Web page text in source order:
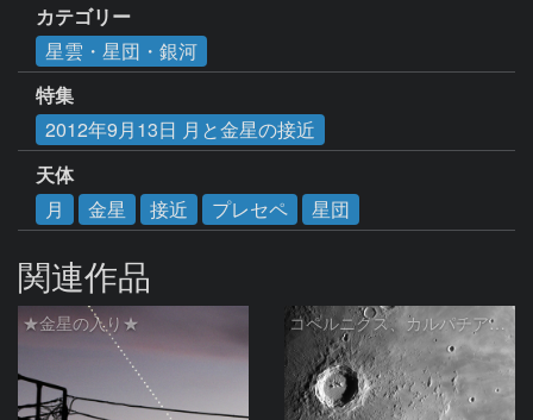
カテゴリー
星雲・星団・銀河
特集
2012年9月13日 月と金星の接近
天体
月
金星 接近 プレセペ 星団
関連作品
★金星の入り★ コペルニクス、カルパチア山脈付近